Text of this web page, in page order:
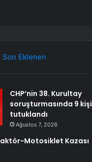
Son Eklenen
CHP’nin 38. Kurultay
soruşturmasında 9 kişi
tutuklandı
Ağustos 7, 2026
Motosiklet Kazası